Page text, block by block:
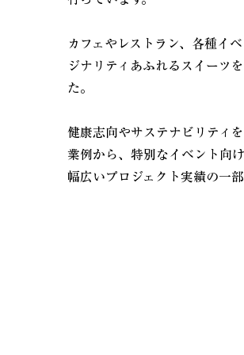
カフェやレストラン、各種イ
ジナリティあふれるスイーツ
た。
健康志向やサステナビリティ
業例から、特別なイベント向
幅広いプロジェクト実績の一部